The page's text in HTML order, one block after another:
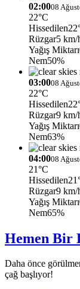
02:0008
22°C
Hissedilen
Rüzgar5 km/
Yağış Miktarı
Nem50%
03:0008
22°C
Hissedilen
Rüzgar9 km/
Yağış Miktarı
Nem63%
04:0008
21°C
Hissedilen
Rüzgar9 km/
Yağış Miktarı
Nem65%
Hemen Bir
Daha önce
çağ başlıyor!